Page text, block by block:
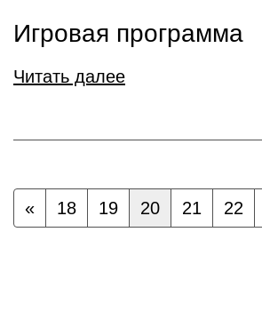
Игровая программа
Читать далее
« 18 19 20 21 22